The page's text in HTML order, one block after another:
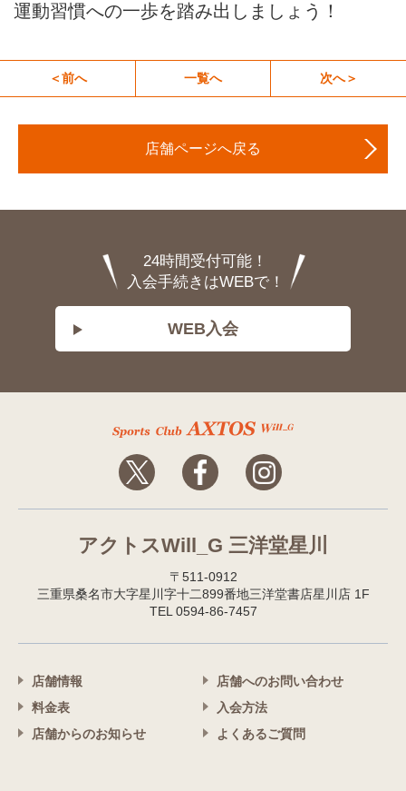
運動習慣への一歩を踏み出しましょう！
＜前へ 一覧へ 次へ＞
店舗ページへ戻る
24時間受付可能！
入会手続きはWEBで！
WEB入会
アクトスWill_G 三洋堂星川
〒511-0912
三重県桑名市大字星川字十二899番地三洋堂書店星川店 1F
TEL 0594-86-7457
店舗情報
料金表
店舗からのお知らせ
店舗へのお問い合わせ
入会方法
よくあるご質問